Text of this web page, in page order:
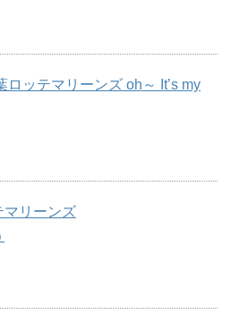
ッテマリーンズ oh～ It’s my
マリーンズ